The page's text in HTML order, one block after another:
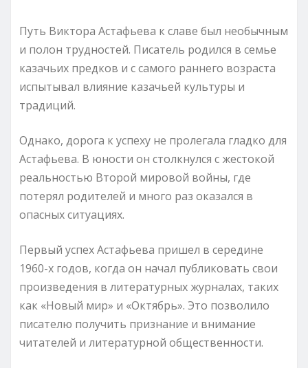
Путь Виктора Астафьева к славе был необычным
и полон трудностей. Писатель родился в семье
казачьих предков и с самого раннего возраста
испытывал влияние казачьей культуры и
традиций.
Однако, дорога к успеху не пролегала гладко для
Астафьева. В юности он столкнулся с жестокой
реальностью Второй мировой войны, где
потерял родителей и много раз оказался в
опасных ситуациях.
Первый успех Астафьева пришел в середине
1960-х годов, когда он начал публиковать свои
произведения в литературных журналах, таких
как «Новый мир» и «Октябрь». Это позволило
писателю получить признание и внимание
читателей и литературной общественности.